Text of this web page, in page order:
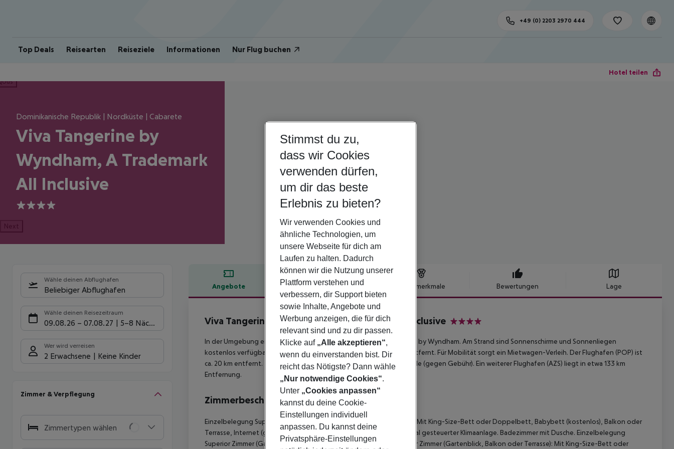
Top Deals Reisearten Reiseziele Informationen Nur Flug buchen
+49 (0) 2203 2970 444
Hotel teilen
Dominikanische Republik | Nordküste | Cabarete
Viva Tangerine by
Wyndham, A Trademark
All Inclusive
4
Next
Wähle deinen Abflughafen
Beliebiger Abflughafen
Wähle deinen Reisezeitraum
09.08.26 – 07.08.27 5-8 Nächte
Wer wird verreisen
2 Erwachsene Keine Kinder
Zimmer & Verpflegung
Zimmertypen wählen
Angebote Hotelbeschreibung Hotelmerkmale Bewertungen Lage
Hotelbeschreibung
Viva Tangerine by Wyndham, A Trademark All Inclusive
In der Umgebung eines Sandstrandes liegt das Hotel Viva Tangerine by Wyndham. Am Strand sind Sonnenschirme und Sonnenliegen
kostenlos verfügbar. Die Stadt Cabarete Downtown ist ca. 550 m entfernt. Für Mobilität sorgt ein Mietwagen-Verleih. Der Flughafen (POP) ist
ca. 20 km entfernt. Zwischen Hotel und Flughafen verkehrt ein Shuttle (gegen Gebühr). Ein weiterer Flughafen (AZS) liegt in etwa 133 km
Entfernung.
Zimmerbeschreibung
Einzelbelegung Superior Zimmer (Gartenblick, Balkon oder Terrasse): Mit King-Size-Bett oder Doppelbett, Babybett (kostenlos), Balkon oder
Terrasse, Internet (geg. Gebühr) und Safe (geg. Gebühr) sowie zentral gesteuerter Klimaanlage. Badezimmer mit Dusche. Einzelbelegung
Superior Zimmer (Gartenblick, Balkon oder Terrasse): Doppel Superior Zimmer (Gartenblick, Balkon oder Terrasse): Mit King-Size-Bett oder
Stimmst du zu,
dass wir Cookies
verwenden dürfen,
um dir das beste
Erlebnis zu bieten?
Wir verwenden Cookies und
ähnliche Technologien, um
unsere Webseite für dich am
Laufen zu halten. Dadurch
können wir die Nutzung unserer
Plattform verstehen und
verbessern, dir Support bieten
sowie Inhalte, Angebote und
Werbung anzeigen, die für dich
relevant sind und zu dir passen.
Klicke auf „Alle akzeptieren“,
wenn du einverstanden bist. Dir
reicht das Nötigste? Dann wähle
„Nur notwendige Cookies“.
Unter „Cookies anpassen“
kannst du deine Cookie-
Einstellungen individuell
anpassen. Du kannst deine
Privatsphäre-Einstellungen